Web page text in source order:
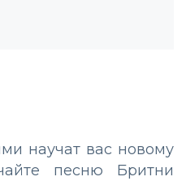
научат вас новому
песню Бритни